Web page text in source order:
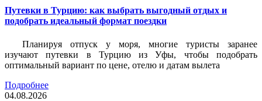
Путевки в Турцию: как выбрать выгодный отдых и
подобрать идеальный формат поездки
Планируя отпуск у моря, многие туристы заранее
изучают путевки в Турцию из Уфы, чтобы подобрать
оптимальный вариант по цене, отелю и датам вылета
Подробнее
04.08.2026